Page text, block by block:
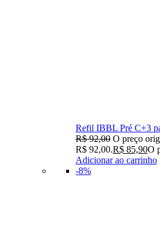
Refil IBBL Pré C+3
R$92,00 O preço
R$ 92,00.R$ 85,90O
Adicionar ao carrinho
-8%